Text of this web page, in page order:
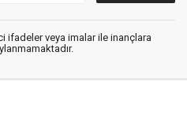
ifadeler veya imalar ile inançlara